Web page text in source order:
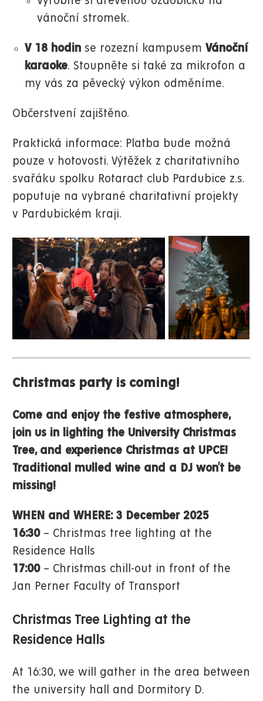
vánoční stromek.
V 18 hodin se rozezní kampusem Vánoční
karaoke. Stoupněte si také za mikrofon a
my vás za pěvecký výkon odměníme.
Občerstvení zajištěno.
Praktická informace: Platba bude možná
pouze v hotovosti. Výtěžek z charitativního
svařáku spolku Rotaract club Pardubice z.s.
poputuje na vybrané charitativní projekty
v Pardubickém kraji.
Christmas party is coming!
Come and enjoy the festive atmosphere,
join us in lighting the University Christmas
Tree, and experience Christmas at UPCE!
Traditional mulled wine and a DJ won’t be
missing!
WHEN and WHERE: 3 December 2025
16:30– Christmas tree lighting at the
Residence Halls
17:00– Christmas chill-out in front of the
Jan Perner Faculty of Transport
Christmas Tree Lighting at the
Residence Halls
At 16:30, we will gather in the area between
the university hall and Dormitory D.